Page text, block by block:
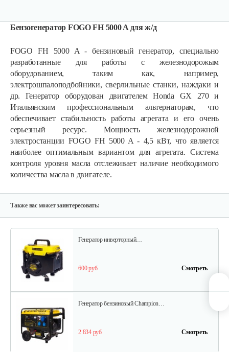
Бензогенератор FOGO FH 5000 A для ж/д
FOGO FH 5000 A - бензиновый генератор, специально
разработанные для работы с железнодорожым
оборудованием, таким как, например,
электрошпалоподбойники, сверлильные станки, наждаки и
др. Генератор оборудован двигателем Honda GX 270 и
Итальянским профессиональным альтернаторам, что
обеспечивает стабильность работы агрегата и его очень
серьезный ресурс. Мощность железнодорожной
электростанции FOGO FH 5000 A - 4,5 кВт, что является
наиболее оптимальным вариантом для агрегата. Система
контроля уровня масла отслеживает наличие необходимого
количества масла в двигателе.
Также вас может заинтересовать:
Бензогенератор инверторный…
1 037 руб Смотреть
Бензогенератор Weima WM7000 (ручка…
1 955 руб
Генератор инверторный…
600 руб Смотреть
Генератор бензиновый Champion…
2 834 руб Смотреть